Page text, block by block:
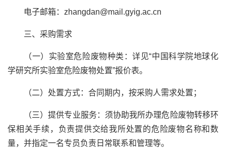
电子邮箱：zhangdan@mail.gyig.ac.cn
三、采购需求
（一）实验室危险废物种类：详见“中国科学院地球化
学研究所实验室危险废物处置”报价表。
（二）处置方式：合同期内，按采购人需求处置；
（三）提供专业服务：须协助我所办理危险废物转移环
保相关手续，负责提供交给我所处置的危险废物名称和数
量，并指定一名专员负责日常联系和管理等。